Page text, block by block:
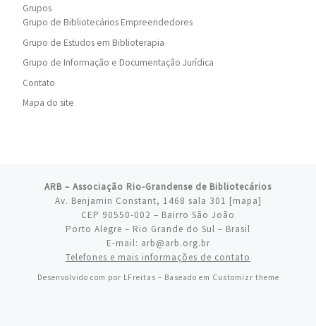
Grupos
Grupo de Bibliotecários Empreendedores
Grupo de Estudos em Biblioterapia
Grupo de Informação e Documentação Jurídica
Contato
Mapa do site
ARB – Associação Rio-Grandense de Bibliotecários
Av. Benjamin Constant, 1468 sala 301 [mapa]
CEP 90550-002 – Bairro São João
Porto Alegre – Rio Grande do Sul – Brasil
E-mail: arb@arb.org.br
Telefones e mais informações de contato
Desenvolvido com por LFreitas – Baseado em Customizr theme